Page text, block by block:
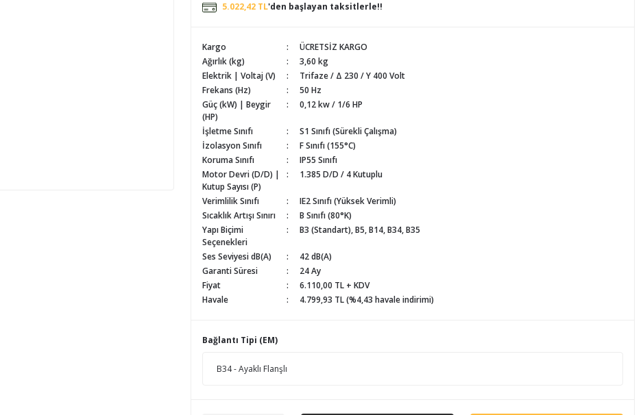
5.022,42 TL'den başlayan taksitlerle!!
Kargo
ÜCRETSİZ KARGO
Ağırlık (kg)
3,60 kg
Elektrik | Voltaj (V)
Trifaze / Δ 230 / Y 400 Volt
Frekans (Hz)
50 Hz
Güç (kW) | Beygir
(HP)
0,12 kw / 1/6 HP
İşletme Sınıfı
S1 Sınıfı (Sürekli Çalışma)
İzolasyon Sınıfı
F Sınıfı (155°C)
Koruma Sınıfı
IP55 Sınıfı
Motor Devri (D/D) |
Kutup Sayısı (P)
1.385 D/D / 4 Kutuplu
Verimlilik Sınıfı
IE2 Sınıfı (Yüksek Verimli)
Sıcaklık Artışı Sınırı
B Sınıfı (80°K)
Yapı Biçimi
Seçenekleri
B3 (Standart), B5, B14, B34, B35
Ses Seviyesi dB(A)
42 dB(A)
Garanti Süresi
24 Ay
Fiyat
6.110,00 TL + KDV
Havale
4.799,93 TL (%4,43 havale indirimi)
Bağlantı Tipi (EM)